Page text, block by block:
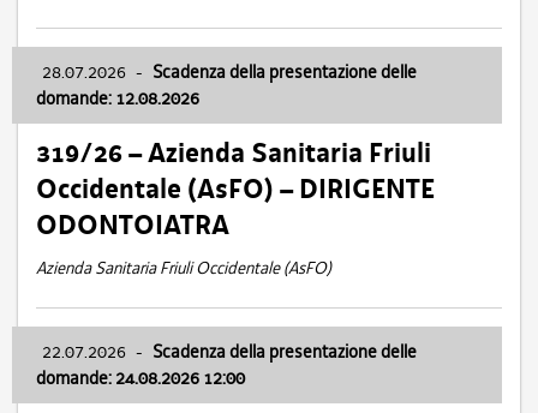
28.07.2026 - Scadenza della presentazione delle
domande: 12.08.2026
319/26 – Azienda Sanitaria Friuli
Occidentale (AsFO) – DIRIGENTE
ODONTOIATRA
Azienda Sanitaria Friuli Occidentale (AsFO)
22.07.2026 - Scadenza della presentazione delle
domande: 24.08.2026 12:00